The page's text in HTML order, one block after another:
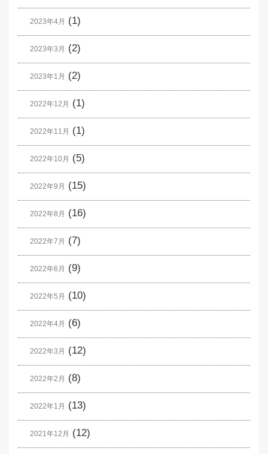
2023年4月 (1)
2023年3月 (2)
2023年1月 (2)
2022年12月 (1)
2022年11月 (1)
2022年10月 (5)
2022年9月 (15)
2022年8月 (16)
2022年7月 (7)
2022年6月 (9)
2022年5月 (10)
2022年4月 (6)
2022年3月 (12)
2022年2月 (8)
2022年1月 (13)
2021年12月 (12)